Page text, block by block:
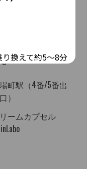
zen
町駅（4番/5番出
）
ームカプセル
換えて約5～8分